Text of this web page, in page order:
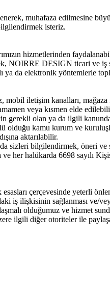
muhafaza edilmesine
isteriz.
hizmetlerinden
NOIRRE DESIGN ticari ve
ya da elektronik yöntemlerle
iletişim kanalları, mağaza
veya kısmen elde
gerekli olan ya da ilgili
kamu kurum ve
aktarılabilir.
sizleri bilgilendirmek, öneri
her halükarda 6698 sayılı
çerçevesinde yeterli
iş ilişkisinin sağlanması ve/
olduğumuz ve hizmet
ilgili diğer otoriteler ile